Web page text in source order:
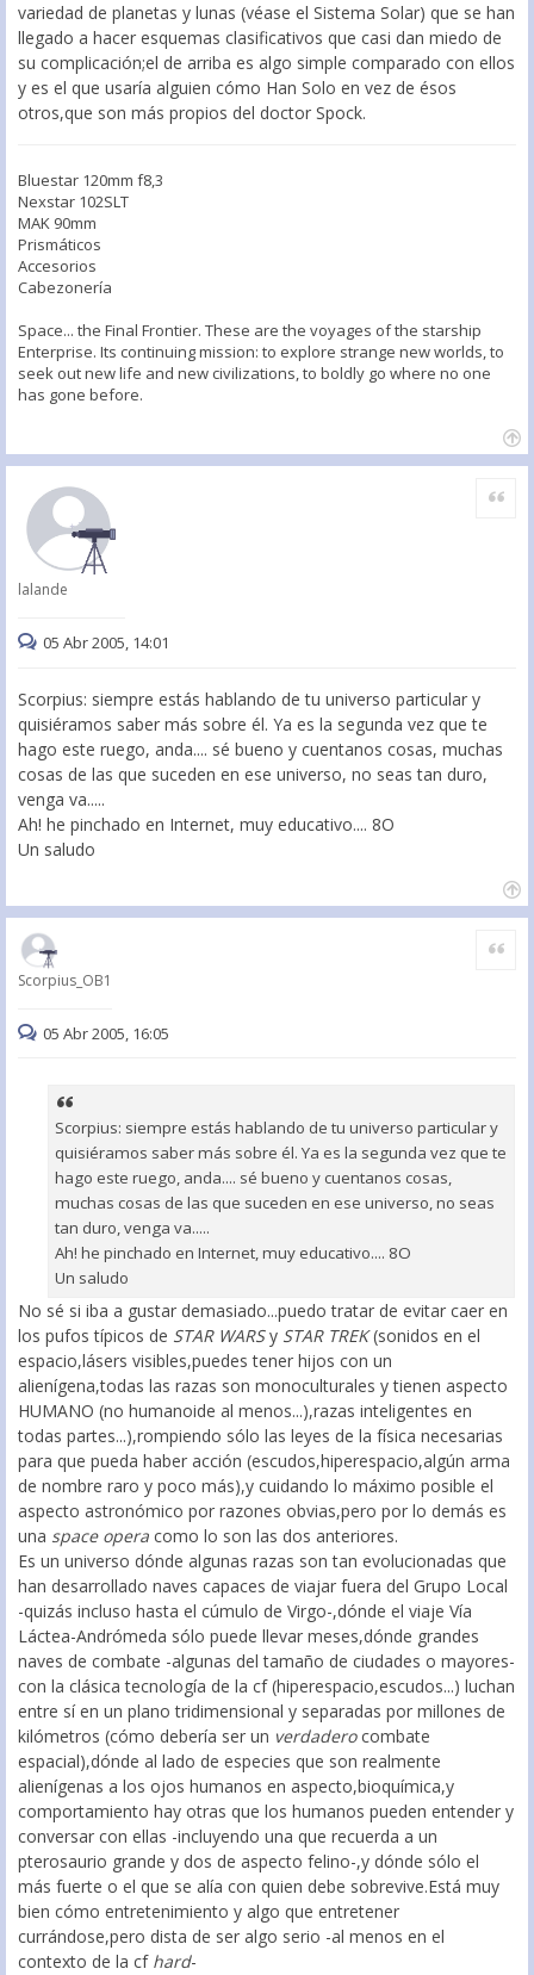
variedad de planetas y lunas (véase el Sistema Solar) que se han
llegado a hacer esquemas clasificativos que casi dan miedo de
su complicación;el de arriba es algo simple comparado con ellos
y es el que usaría alguien cómo Han Solo en vez de ésos
otros,que son más propios del doctor Spock.
Bluestar 120mm f8,3
Nexstar 102SLT
MAK 90mm
Prismáticos
Accesorios
Cabezonería
Space... the Final Frontier. These are the voyages of the starship
Enterprise. Its continuing mission: to explore strange new worlds, to
seek out new life and new civilizations, to boldly go where no one
has gone before.
lalande
Citar
05 Abr 2005, 14:01
Scorpius: siempre estás hablando de tu universo particular y
quisiéramos saber más sobre él. Ya es la segunda vez que te
hago este ruego, anda.... sé bueno y cuentanos cosas, muchas
cosas de las que suceden en ese universo, no seas tan duro,
venga va.....
Ah! he pinchado en Internet, muy educativo.... 8O
Un saludo
Scorpius_OB1
Citar
05 Abr 2005, 16:05
Scorpius: siempre estás hablando de tu universo particular y
quisiéramos saber más sobre él. Ya es la segunda vez que te
hago este ruego, anda.... sé bueno y cuentanos cosas,
muchas cosas de las que suceden en ese universo, no seas
tan duro, venga va.....
Ah! he pinchado en Internet, muy educativo.... 8O
Un saludo
No sé si iba a gustar demasiado...puedo tratar de evitar caer en
los pufos típicos de STAR WARSy STAR TREK(sonidos en el
espacio,lásers visibles,puedes tener hijos con un
alienígena,todas las razas son monoculturales y tienen aspecto
HUMANO (no humanoide al menos...),razas inteligentes en
todas partes...),rompiendo sólo las leyes de la física necesarias
para que pueda haber acción (escudos,hiperespacio,algún arma
de nombre raro y poco más),y cuidando lo máximo posible el
aspecto astronómico por razones obvias,pero por lo demás es
una space opera como lo son las dos anteriores.
Es un universo dónde algunas razas son tan evolucionadas que
han desarrollado naves capaces de viajar fuera del Grupo Local
-quizás incluso hasta el cúmulo de Virgo-,dónde el viaje Vía
Láctea-Andrómeda sólo puede llevar meses,dónde grandes
naves de combate -algunas del tamaño de ciudades o mayores-
con la clásica tecnología de la cf (hiperespacio,escudos...) luchan
entre sí en un plano tridimensional y separadas por millones de
kilómetros (cómo debería ser un verdaderocombate
espacial),dónde al lado de especies que son realmente
alienígenas a los ojos humanos en aspecto,bioquímica,y
comportamiento hay otras que los humanos pueden entender y
conversar con ellas -incluyendo una que recuerda a un
pterosaurio grande y dos de aspecto felino-,y dónde sólo el
más fuerte o el que se alía con quien debe sobrevive.Está muy
bien cómo entretenimiento y algo que entretener
currándose,pero dista de ser algo serio -al menos en el
contexto de la cf hard-